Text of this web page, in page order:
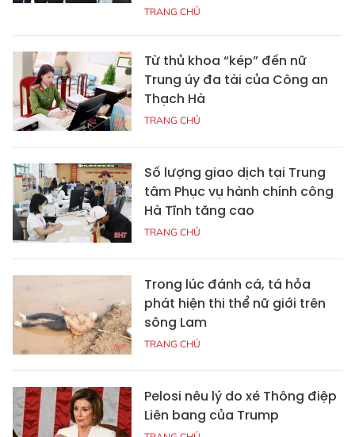
TRANG CHỦ
Từ thủ khoa “kép” đến nữ
Trung úy đa tài của Công an
Thạch Hà
TRANG CHỦ
Số lượng giao dịch tại Trung
tâm Phục vụ hành chính công
Hà Tĩnh tăng cao
TRANG CHỦ
Trong lúc đánh cá, tá hỏa
phát hiện thi thể nữ giới trên
sông Lam
TRANG CHỦ
Pelosi nêu lý do xé Thông điệp
Liên bang của Trump